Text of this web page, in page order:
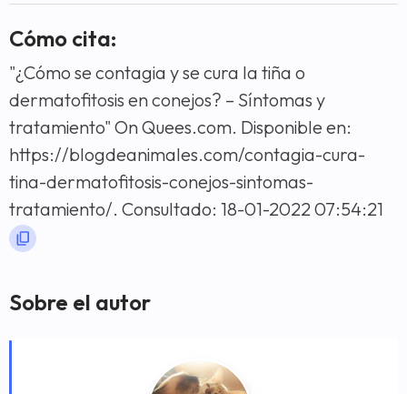
Cómo cita:
"¿Cómo se contagia y se cura la tiña o
dermatofitosis en conejos? – Síntomas y
tratamiento" On Quees.com. Disponible en:
https://blogdeanimales.com/contagia-cura-
tina-dermatofitosis-conejos-sintomas-
tratamiento/. Consultado: 18-01-2022 07:54:21
Sobre el autor